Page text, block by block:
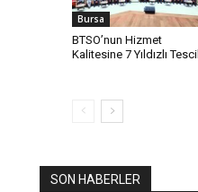
Bursa
BTSO’nun Hizmet
Kalitesine 7 Yıldızlı Tescil
SON HABERLER